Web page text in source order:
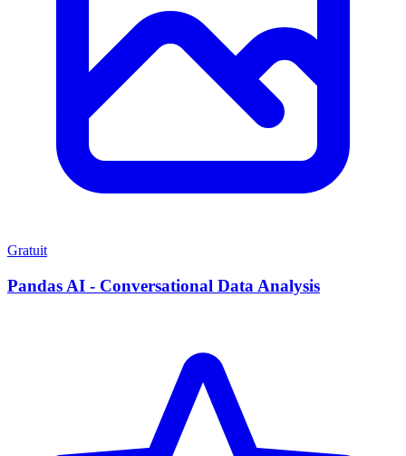
Gratuit
Pandas AI - Conversational Data Analysis